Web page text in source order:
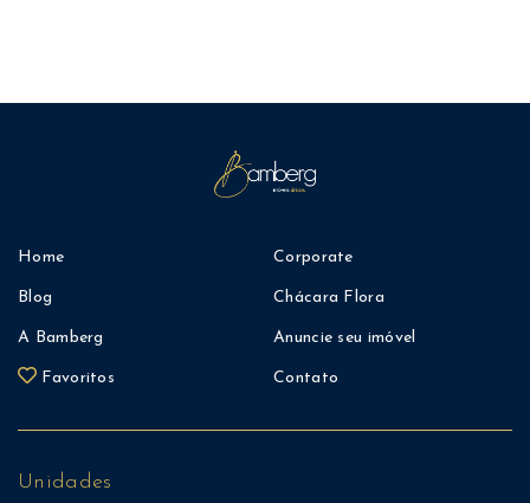
Home
Blog
A Bamberg
Favoritos
Corporate
Chácara Flora
Anuncie seu imóvel
Contato
Unidades